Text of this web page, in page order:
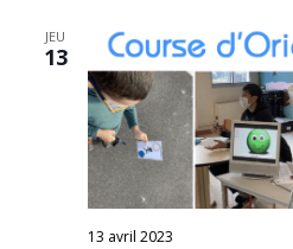
JEU
13
13 avril 2023